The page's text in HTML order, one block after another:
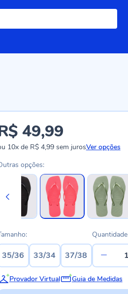
49,99
10xde R$ 4,99sem jurosVer opções
opções:
35/36 33/34 37/38
Quantidade
Provador Virtual Guia de Medidas